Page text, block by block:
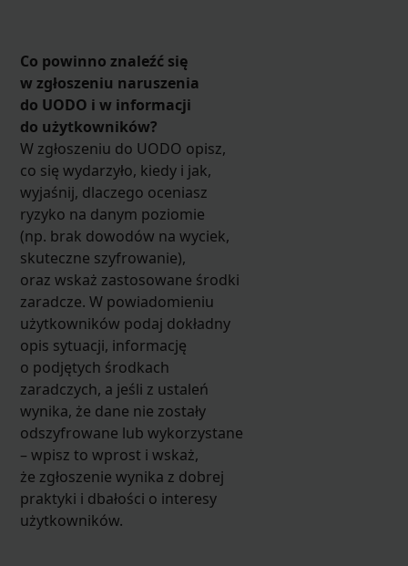
Co powinno znaleźć się
w zgłoszeniu naruszenia
do UODO i w informacji
do użytkowników?
W zgłoszeniu do UODO opisz,
co się wydarzyło, kiedy i jak,
wyjaśnij, dlaczego oceniasz
ryzyko na danym poziomie
(np. brak dowodów na wyciek,
skuteczne szyfrowanie),
oraz wskaż zastosowane środki
zaradcze. W powiadomieniu
użytkowników podaj dokładny
opis sytuacji, informację
o podjętych środkach
zaradczych, a jeśli z ustaleń
wynika, że dane nie zostały
odszyfrowane lub wykorzystane
– wpisz to wprost i wskaż,
że zgłoszenie wynika z dobrej
praktyki i dbałości o interesy
użytkowników.